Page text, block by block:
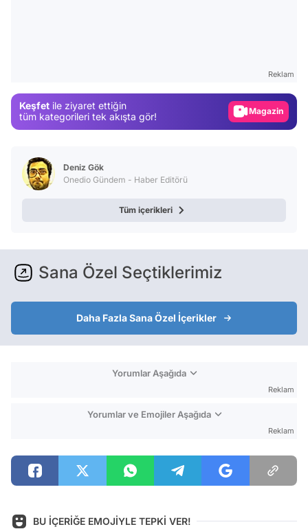
Reklam
Keşfet ile ziyaret ettiğin
tüm kategorileri tek akışta gör!
Magazin
Deniz Gök
Onedio Gündem - Haber Editörü
Tüm içerikleri
Sana Özel Seçtiklerimiz
Daha Fazla Sana Özel İçerikler
Yorumlar Aşağıda
Reklam
Yorumlar ve Emojiler Aşağıda
Reklam
BU İÇERİĞE EMOJİYLE TEPKİ VER!